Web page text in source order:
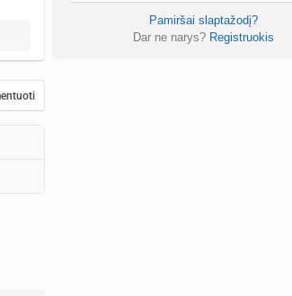
Pamiršai slaptažodį?
Dar ne narys? Registruokis